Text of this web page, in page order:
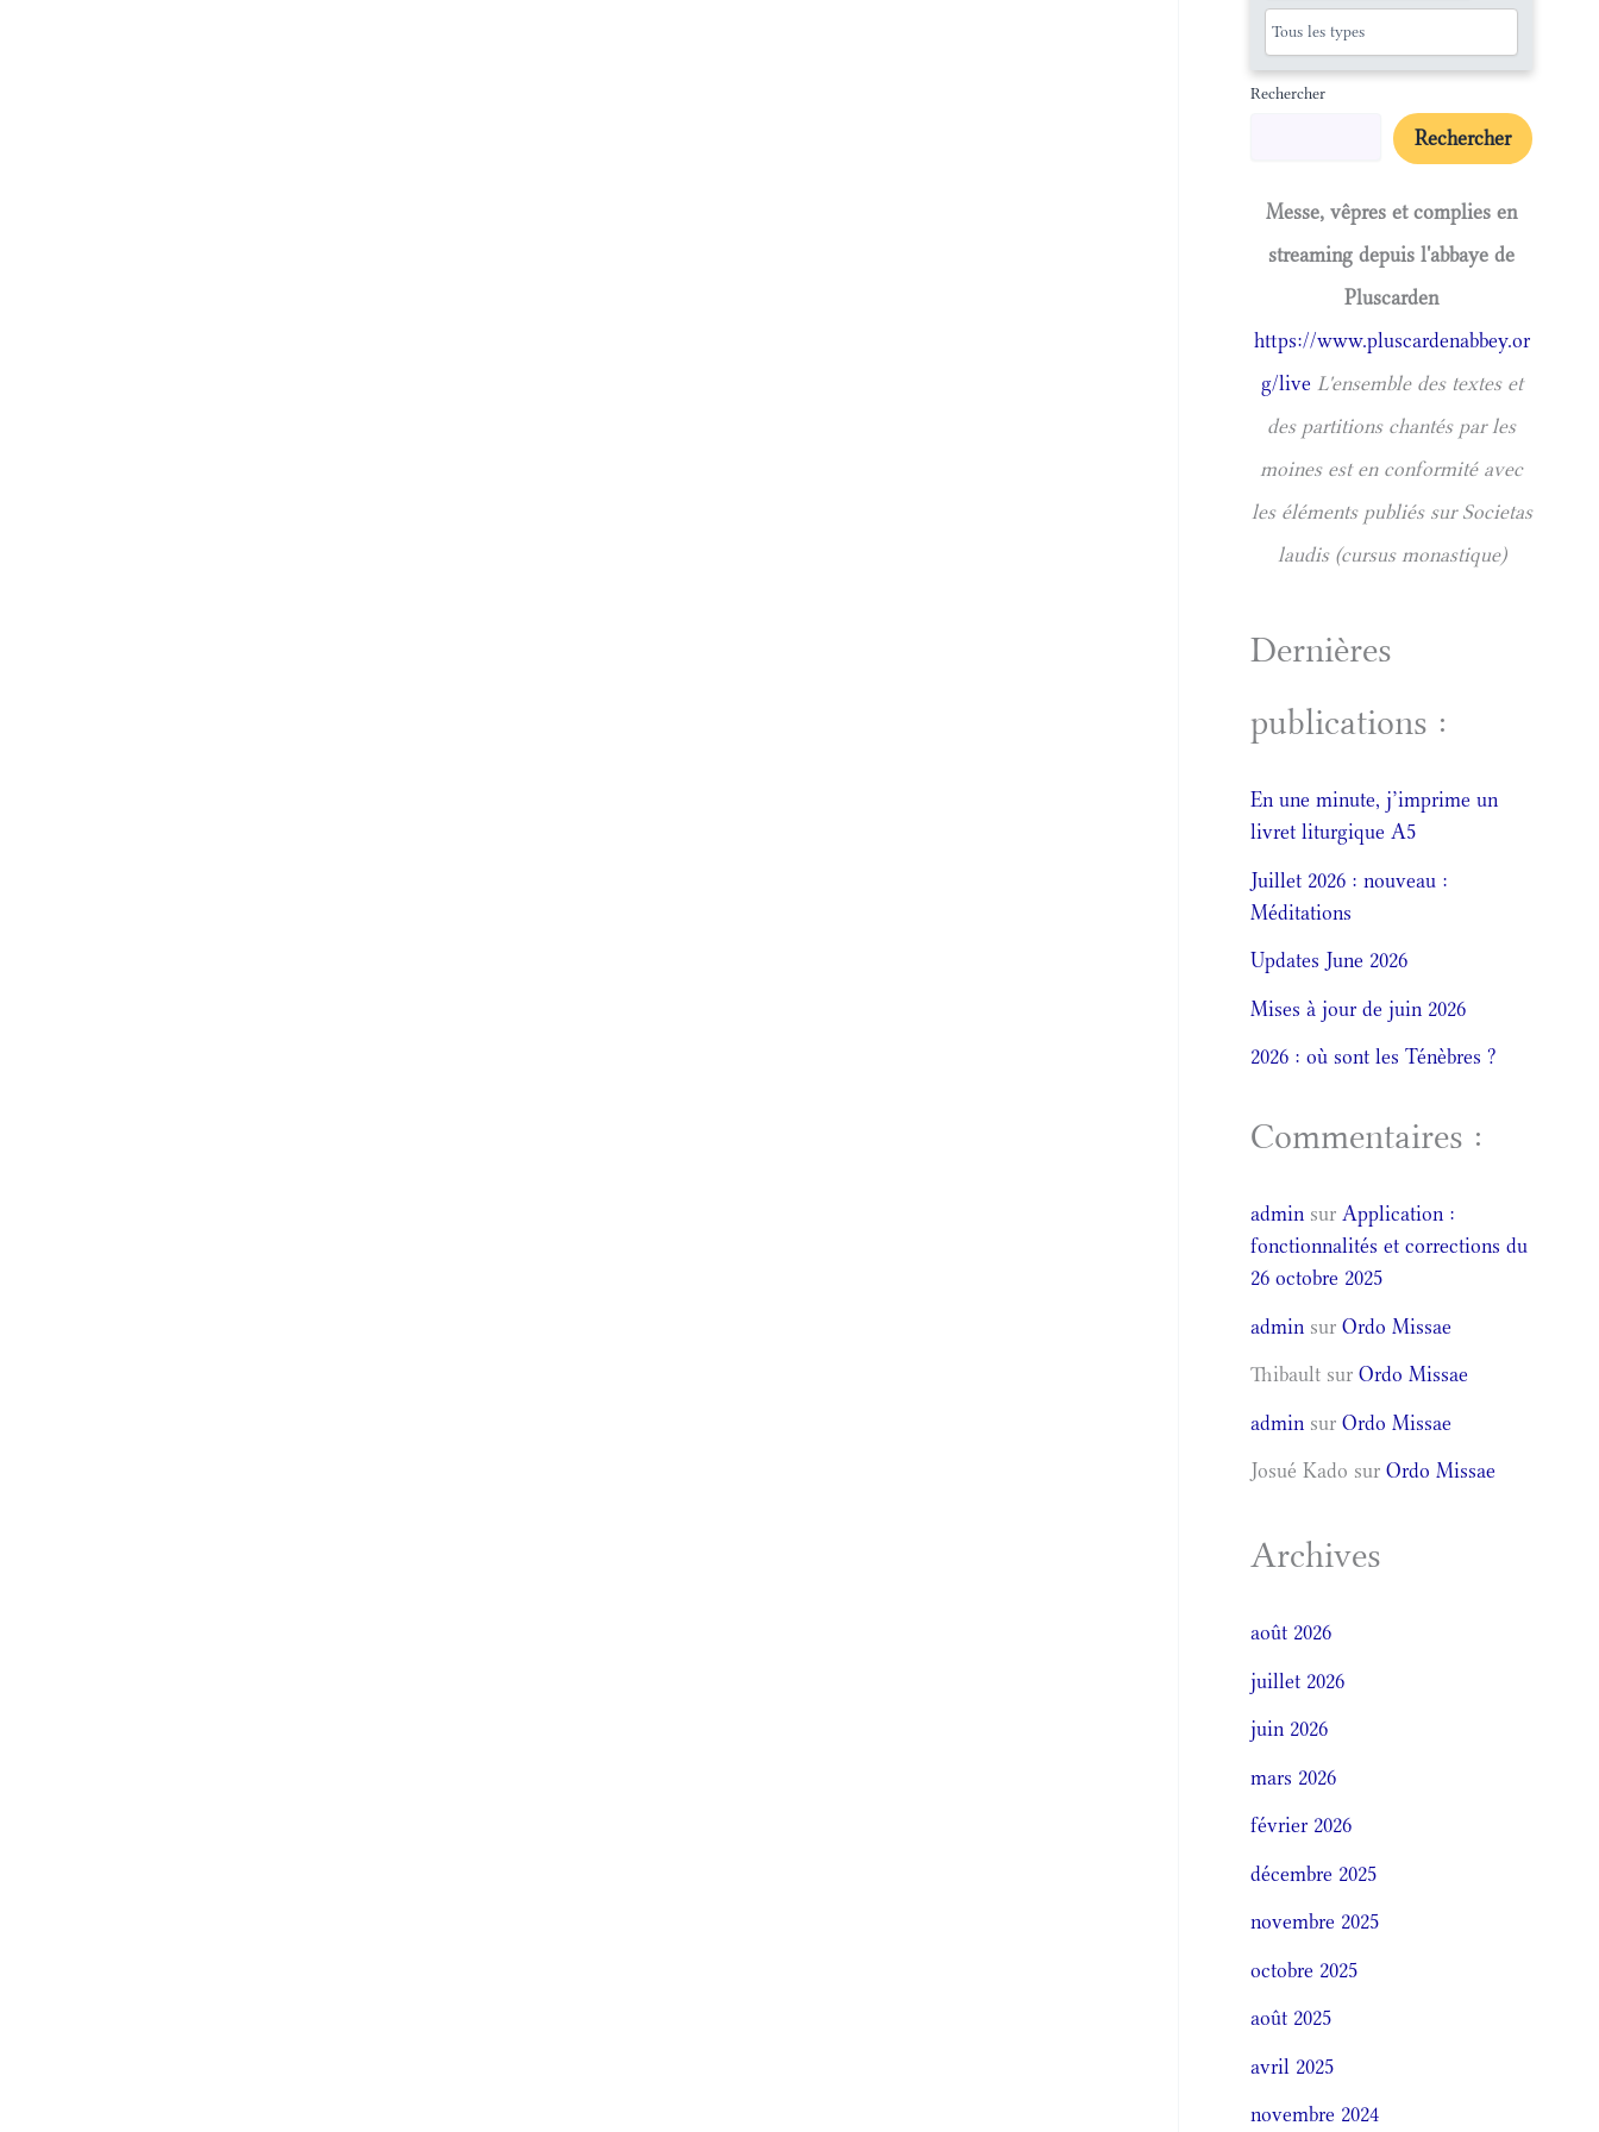
Rechercher
Rechercher
Messe, vêpres et complies en
streaming depuis l'abbaye de
Pluscarden
https://www.pluscardenabbey.or
g/live L'ensemble des textes et
des partitions chantés par les
moines est en conformité avec
les éléments publiés sur Societas
laudis (cursus monastique)
Dernières
publications :
En une minute, j’imprime un
livret liturgique A5
Juillet 2026 : nouveau :
Méditations
Updates June 2026
Mises à jour de juin 2026
2026 : où sont les Ténèbres ?
Commentaires :
admin surApplication :
fonctionnalités et corrections du
26 octobre 2025
admin surOrdo Missae
Thibault surOrdo Missae
admin surOrdo Missae
Josué Kado surOrdo Missae
Archives
août 2026
juillet 2026
juin 2026
mars 2026
février 2026
décembre 2025
novembre 2025
octobre 2025
août 2025
avril 2025
novembre 2024